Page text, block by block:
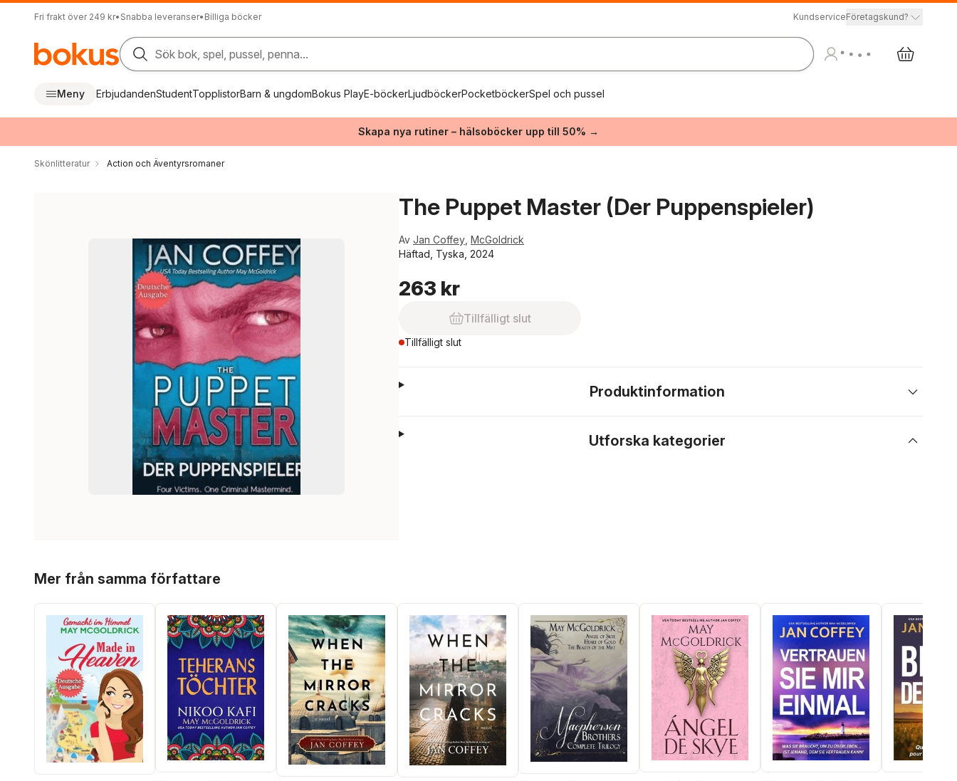
Fri frakt över 249 kr• Snabba leveranser• Billiga böcker KundserviceFöretagskund?
Sök bok, spel, pussel, penna...
Meny ErbjudandenStudentTopplistorBarn & ungdomBokus PlayE-böckerLjudböckerPocketböckerSpel och pussel
Skapa nya rutiner – hälsoböcker upp till 50% →
Skönlitteratur Action och Äventyrsromaner
The Puppet Master (Der Puppenspieler)
Av Jan Coffey McGoldrick
Häftad, Tyska, 2024
263 kr
Tillfälligt slut
Tillfälligt slut
Produktinformation
Utforska kategorier
Mer från samma författare